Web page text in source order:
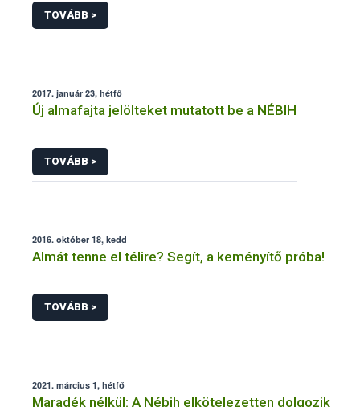
TOVÁBB >
2017. január 23, hétfő
Új almafajta jelölteket mutatott be a NÉBIH
TOVÁBB >
2016. október 18, kedd
Almát tenne el télire? Segít, a keményítő próba!
TOVÁBB >
2021. március 1, hétfő
Maradék nélkül: A Nébih elkötelezetten dolgozik